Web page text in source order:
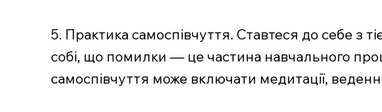
5. Практика самоспівчуття. Ставтеся до себе з
собі, що помилки — це частина навчального
самоспівчуття може включати медитації,